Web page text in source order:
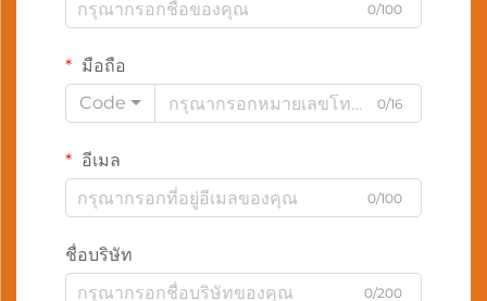
0/100
มือถือ
Code
0/16
อีเมล
0/100
ชื่อบริษัท
0/200